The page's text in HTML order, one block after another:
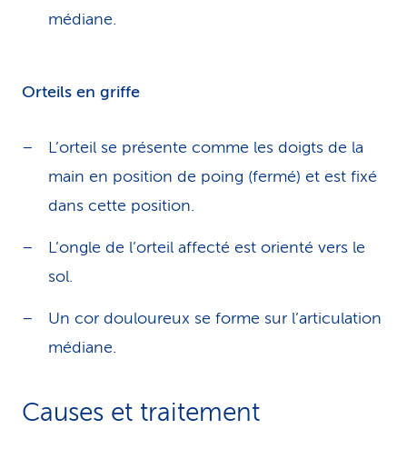
médiane.
Orteils en griffe
L’orteil se présente comme les doigts de la
main en position de poing (fermé) et est fixé
dans cette position.
L’ongle de l’orteil affecté est orienté vers le
sol.
Un cor douloureux se forme sur l’articulation
médiane.
Causes et traitement